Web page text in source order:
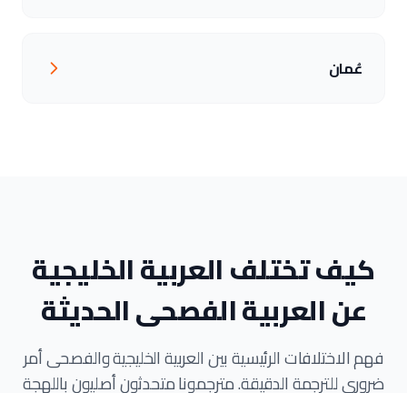
عُمان
كيف تختلف العربية الخليجية
عن العربية الفصحى الحديثة
فهم الاختلافات الرئيسية بين العربية الخليجية والفصحى أمر
ضروري للترجمة الدقيقة. مترجمونا متحدثون أصليون باللهجة